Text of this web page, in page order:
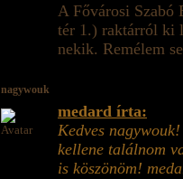
A Fővárosi
tér 1.) raktárról ki
nekik. Remélem
nagywouk
medard írta:
Kedves
kellene találnom
is köszönöm!